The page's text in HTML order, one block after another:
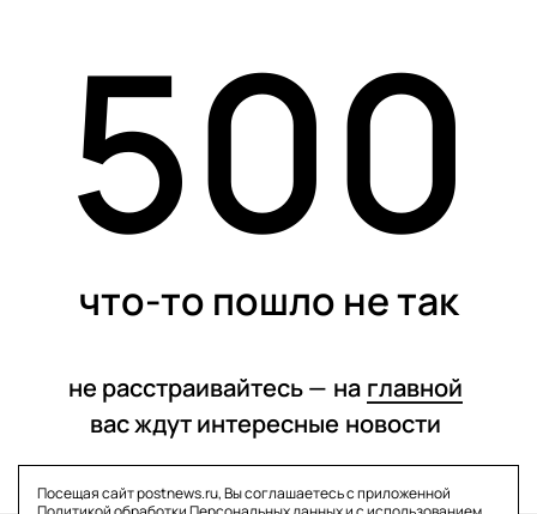
500
что-то пошло не так
не расстраивайтесь — на главной
вас ждут интересные новости
Посещая сайт postnews.ru, Вы соглашаетесь с приложенной